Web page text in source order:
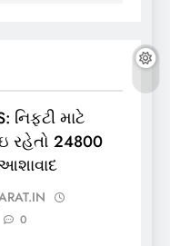
નિફ્ટી માટે
રહેતો 24800
0